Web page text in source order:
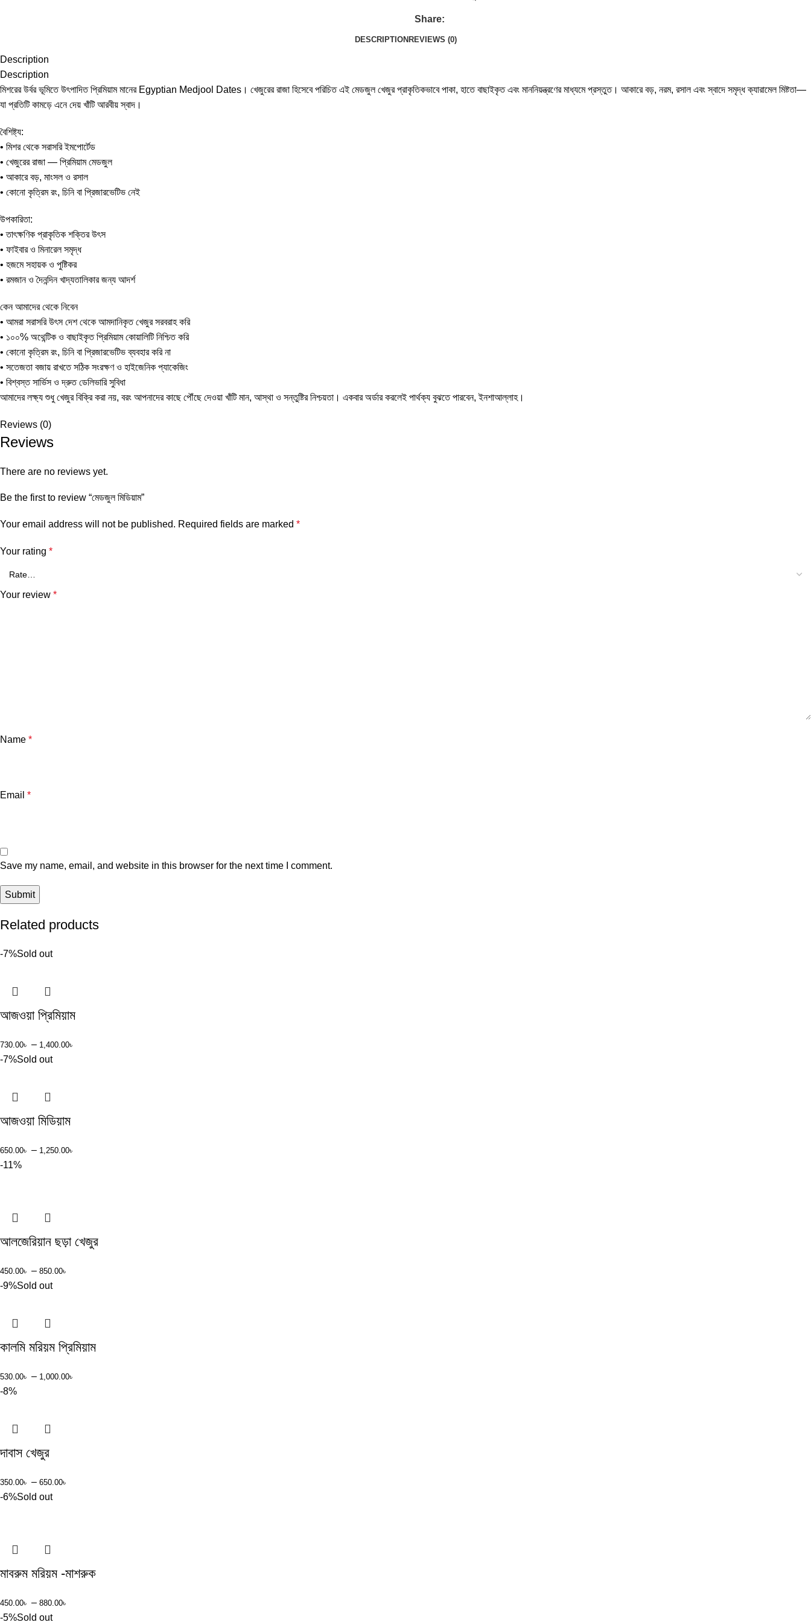
Share:
DESCRIPTION REVIEWS (0)
Description
Description
মিশরের উর্বর ভূমিতে উৎপাদিত প্রিমিয়াম মানের Egyptian Medjool Dates। খেজুরের রাজা হিসেবে পরিচিত এই মেডজুল খেজুর প্রাকৃতিকভাবে পাকা, হাতে বাছাইকৃত এবং মাননিয়ন্ত্রণের মাধ্যমে প্রস্তুত। আকারে বড়, নরম, রসাল এবং স্বাদে সমৃদ্ধ ক্যারামেল মিষ্টতা—
যা প্রতিটি কামড়ে এনে দেয় খাঁটি আরবীয় স্বাদ।
বৈশিষ্ট্য:
• মিশর থেকে সরাসরি ইমপোর্টেড
• খেজুরের রাজা — প্রিমিয়াম মেডজুল
• আকারে বড়, মাংসল ও রসাল
• কোনো কৃত্রিম রং, চিনি বা প্রিজারভেটিভ নেই
উপকারিতা:
• তাৎক্ষণিক প্রাকৃতিক শক্তির উৎস
• ফাইবার ও মিনারেল সমৃদ্ধ
• হজমে সহায়ক ও পুষ্টিকর
• রমজান ও দৈনন্দিন খাদ্যতালিকার জন্য আদর্শ
কেন আমাদের থেকে নিবেন
• আমরা সরাসরি উৎস দেশ থেকে আমদানিকৃত খেজুর সরবরাহ করি
• ১০০% অথেন্টিক ও বাছাইকৃত প্রিমিয়াম কোয়ালিটি নিশ্চিত করি
• কোনো কৃত্রিম রং, চিনি বা প্রিজারভেটিভ ব্যবহার করি না
• সতেজতা বজায় রাখতে সঠিক সংরক্ষণ ও হাইজেনিক প্যাকেজিং
• বিশ্বস্ত সার্ভিস ও দ্রুত ডেলিভারি সুবিধা
আমাদের লক্ষ্য শুধু খেজুর বিক্রি করা নয়, বরং আপনাদের কাছে পৌঁছে দেওয়া খাঁটি মান, আস্থা ও সন্তুষ্টির নিশ্চয়তা। একবার অর্ডার করলেই পার্থক্য বুঝতে পারবেন, ইনশাআল্লাহ।
Reviews (0)
Reviews
There are no reviews yet.
Be the first to review “মেডজুল মিডিয়াম”
Your email address will not be published. Required fields are marked *
Your rating *
Your review *
Name *
Email *
Save my name, email, and website in this browser for the next time I comment.
Related products
-7%Sold out
আজওয়া প্রিমিয়াম
730.00৳ – 1,400.00৳
-7%Sold out
আজওয়া মিডিয়াম
650.00৳ – 1,250.00৳
-11%
আলজেরিয়ান ছড়া খেজুর
450.00৳ – 850.00৳
-9%Sold out
কালমি মরিয়ম প্রিমিয়াম
530.00৳ – 1,000.00৳
-8%
দাবাস খেজুর
350.00৳ – 650.00৳
-6%Sold out
মাবরুম মরিয়ম -মাশরুক
450.00৳ – 880.00৳
-5%Sold out